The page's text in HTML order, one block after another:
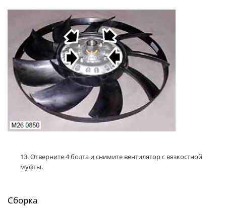
13. Отверните 4 болта и снимите вентилятор с вязкостной
муфты.
Сборка